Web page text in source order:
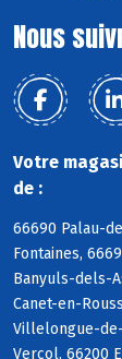
Nous
Votre
de :
66690 Palau-
Fontaines,
Banyuls-dels-
Canet-en-
Villelongue-
Vercol, 66200